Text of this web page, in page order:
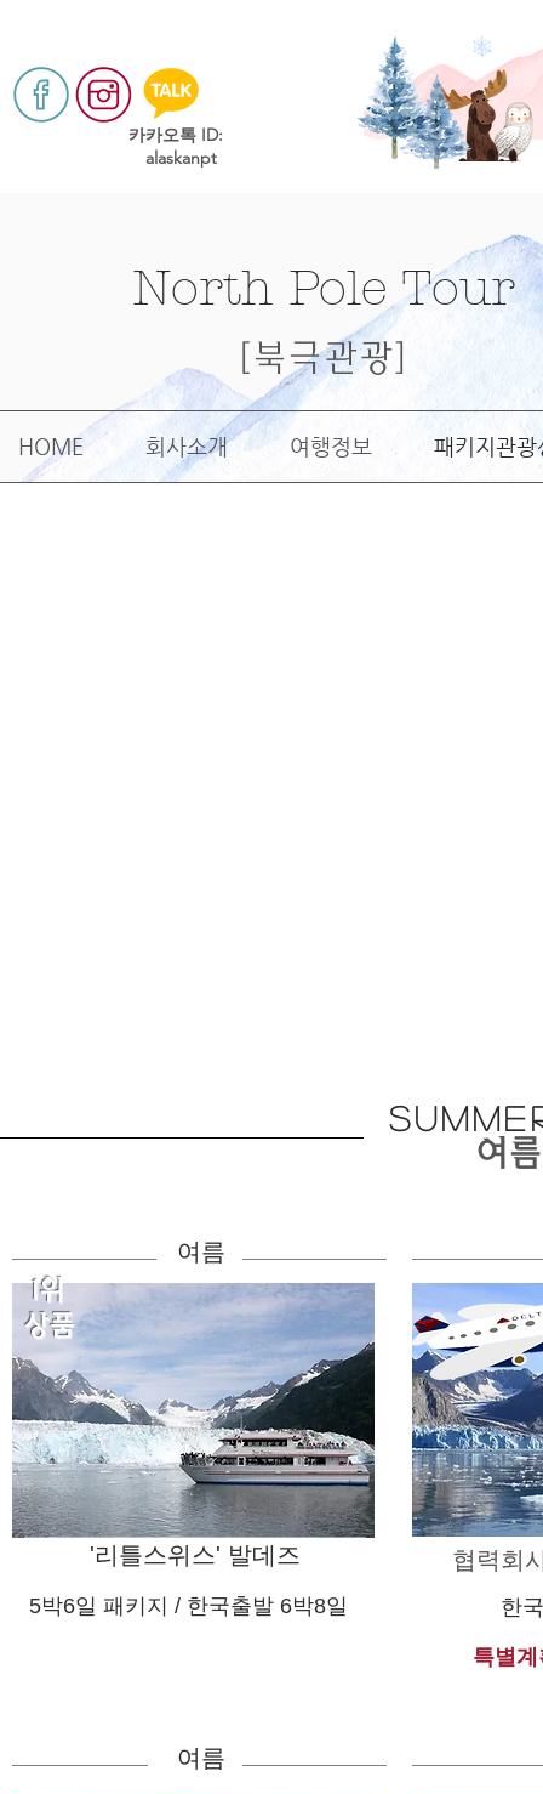
​카카오톡 ID:
alaskanpt
North Pole Tour
[북극관광]
여
여름
1위
상품
'리틀스위스' 발데즈
5박6일 패키지 / 한국출발 6박8일
협력회
한
특별
여름
HOME 회사소개 여행정보 패키지관광